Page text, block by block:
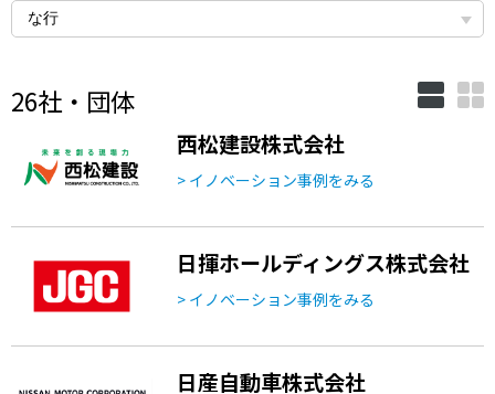
26社・団体
西松建設株式会社
> イノベーション事例をみる
日揮ホールディングス株式会社
> イノベーション事例をみる
日産自動車株式会社